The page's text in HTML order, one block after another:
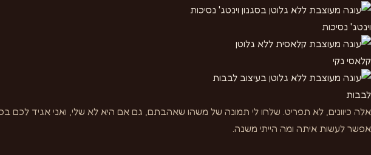
וינטג' נסיכות
קלאסי נקי
לבבות
אלה כיוונים, לא תפריט. שלחו לי תמונה של משהו שאהבתם, גם אם היא לא שלי, ואני אגיד לכם
אפשר לעשות איתה ומה הייתי משנה.